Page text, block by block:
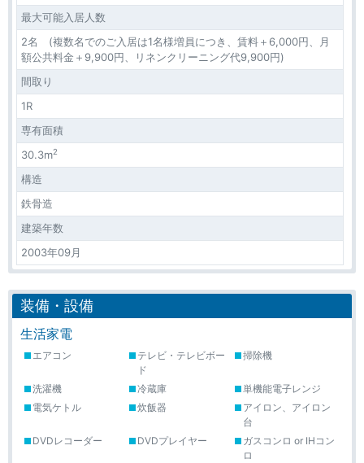
最大可能入居人数
2名 (複数名でのご入居は1名様増員につき、賃料＋6,000円、月
額公共料金＋9,900円、リネンクリーニング代9,900円)
間取り
1R
専有面積
30.3m2
構造
鉄骨造
建築年数
2003年09月
装備・設備
生活家電
エアコン
テレビ・テレビボー
ド
掃除機
洗濯機 冷蔵庫
単機能電子レンジ
電気ケトル
炊飯器
アイロン、アイロン
台
DVDレコーダー
DVDプレイヤー
ガスコンロ or IHコン
ロ